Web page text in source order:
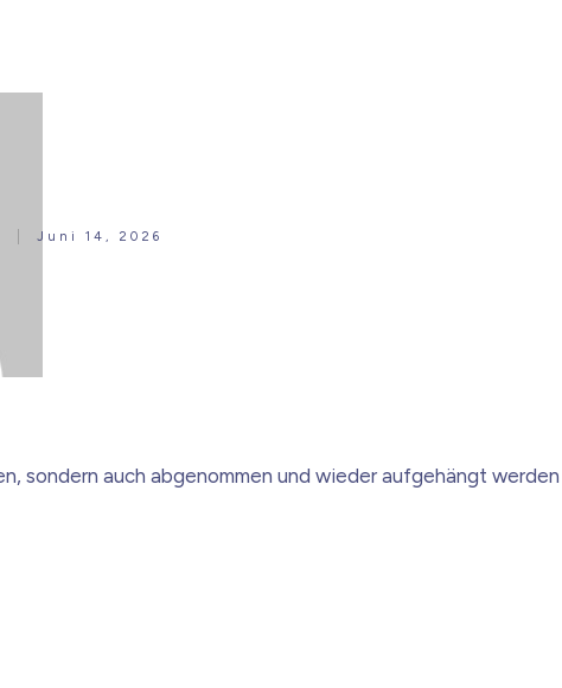
Juni 14, 2026
sondern auch abgenommen und wieder aufgehängt